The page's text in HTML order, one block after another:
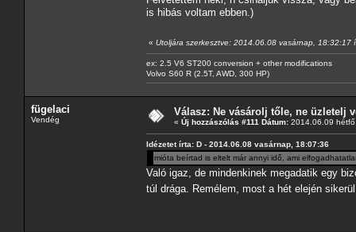
is hibás voltam ebben.)
« Utoljára szerkesztve: 2014.06.08 vasárnap, 18:32:17
ex: 2.5 V6 ST200 conversion + other modifications
Volvo S60 R (2.5T, AWD, 300 HP)
fügelaci
Vendég
Válasz: Ne vásárolj tőle, ne üzletelj
« Új hozzászólás #111 Dátum: 2014.06.09
Idézetet írta: D - 2014.06.08 vasárnap, 18:07:36
mióta beírtad is eltelt már annyi idő, ami
Való igaz, de mindenkinek megadatik egy
túl drága. Remélem, most a hét elején